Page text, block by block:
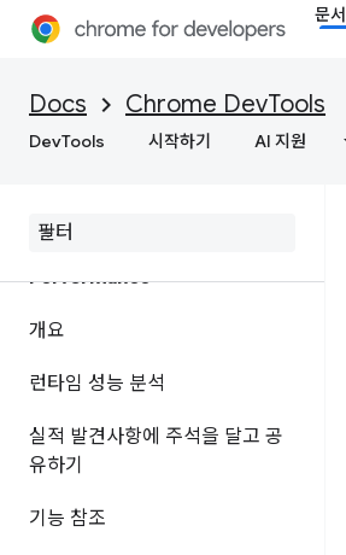
문서
Docs Chrome DevTools
DevTools 시작하기 AI 지원
개요
네트워크 활동 검사
기능 참조
Performance
개요
런타임 성능 분석
실적 발견사항에 주석을 달고 공
유하기
기능 참조